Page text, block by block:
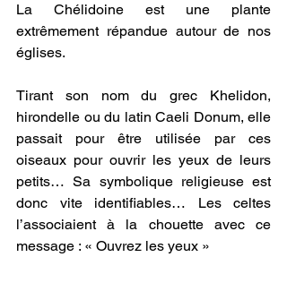
La Chélidoine est une plante
extrêmement répandue autour de nos
églises.
Tirant son nom du grec Khelidon,
hirondelle ou du latin Caeli Donum, elle
passait pour être utilisée par ces
oiseaux pour ouvrir les yeux de leurs
petits… Sa symbolique religieuse est
donc vite identifiables… Les celtes
l’associaient à la chouette avec ce
message : « Ouvrez les yeux »